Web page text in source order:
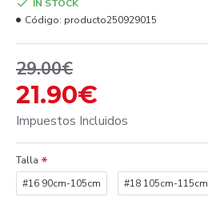
21.90€
29.00€
Impuestos Incluidos
IN STOCK
Código: producto250929015
Talla
#16 90cm-105cm
#18 105cm-115cm